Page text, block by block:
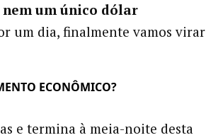
um único dólar
um dia, finalmente vamos virar
ECONÔMICO?
e termina à meia-noite desta